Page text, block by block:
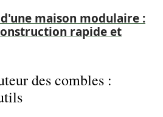
maison modulaire :
rapide et
des combles :